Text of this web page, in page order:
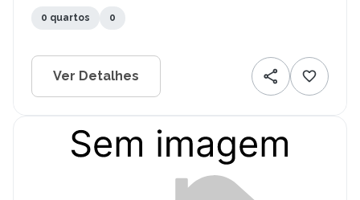
0 quartos 0
Ver Detalhes